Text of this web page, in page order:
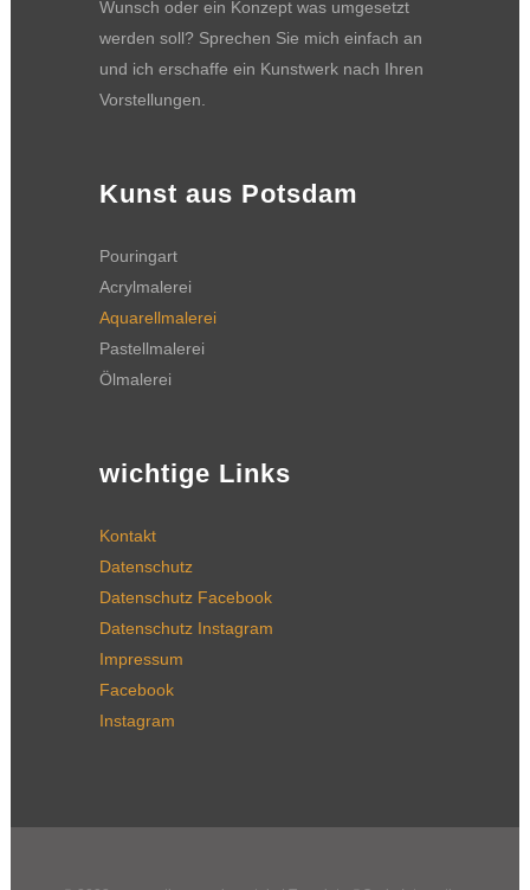
Wunsch oder ein Konzept was umgesetzt
werden soll? Sprechen Sie mich einfach an
und ich erschaffe ein Kunstwerk nach Ihren
Vorstellungen.
Kunst aus Potsdam
Pouringart
Acrylmalerei
Aquarellmalerei
Pastellmalerei
Ölmalerei
wichtige Links
Kontakt
Datenschutz
Datenschutz Facebook
Datenschutz Instagram
Impressum
Facebook
Instagram